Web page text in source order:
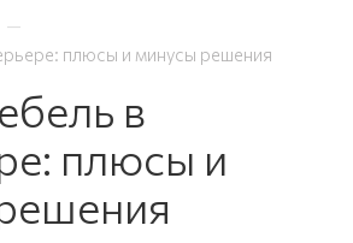
—
плюсы и минусы решения
в
плюсы и